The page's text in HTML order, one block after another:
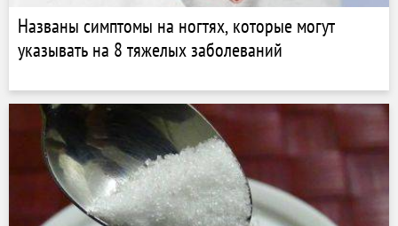
Названы симптомы на ногтях, которые могут
указывать на 8 тяжелых заболеваний